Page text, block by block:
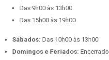
Das 9h00 às 13h00
Das 15h00 às 19h00
Sábados: Das 10h00 às 13h00
Domingos e Feriados: Encerrado